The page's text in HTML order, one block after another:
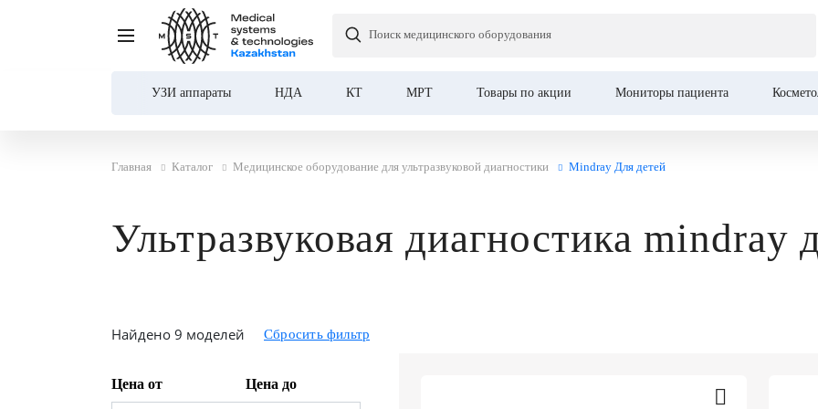
Оплата и доставка
Поиск медицинского оборудования
УЗИ аппараты НДА КТ МРТ Товары по акции Мониторы пациента
Главная Каталог Медицинское оборудование для ультразвуковой диагностики Mindray Для детей
Ультразвуковая диагностика mindray
Найдено 9 моделей
Цена от Цена до